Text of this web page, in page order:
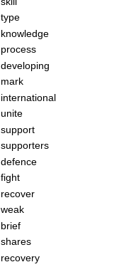
type
knowledge
process
developing
mark
international
unite
support
supporters
defence
fight
recover
weak
brief
shares
recovery